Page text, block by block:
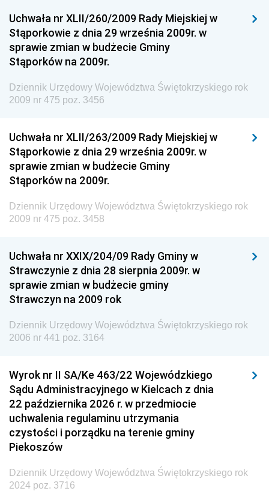
Dziennik Urzędowy Ministra Spraw Zagranicznych
Dziennik Urzędowy Centralnego Biura
Antykorupcyjnego
Wewnętrznego
Dziennik Urzędowy Urzędu Patentowego
Dziennik Urzędowy Generalnej Dyrekcji Dróg
Krajowych i Autostrad
Dziennik Urzędowy Ministra Środowiska
Dziennik Urzędowy Ministra Edukacji
Dziennik Urzędowy Ministra Przemysłu
Dziennik Urzędowy Ministra Finansów i Gospodarki
Dziennik Urzędowy Ministra do Spraw Unii
Dziennik Urzędowy Agencji Wywiadu
Uchwała nr XLII/260/2009 Rady Miejskiej w
Stąporkowie z dnia 29 września 2009r. w
sprawie zmian w budżecie Gminy
Stąporków na 2009r.
Dziennik Urzędowy Województwa Świętokrzyskiego rok
2009 nr 475 poz. 3456
Uchwała nr XLII/263/2009 Rady Miejskiej w
Stąporkowie z dnia 29 września 2009r. w
sprawie zmian w budżecie Gminy
Stąporków na 2009r.
Dziennik Urzędowy Województwa Świętokrzyskiego rok
2009 nr 475 poz. 3458
Uchwała nr XXIX/204/09 Rady Gminy w
Strawczynie z dnia 28 sierpnia 2009r. w
sprawie zmian w budżecie gminy
Strawczyn na 2009 rok
Dziennik Urzędowy Województwa Świętokrzyskiego rok
2006 nr 441 poz. 3164
Wyrok nr II SA/Ke 463/22 Wojewódzkiego
Sądu Administracyjnego w Kielcach z dnia
22 października 2026 r. w przedmiocie
uchwalenia regulaminu utrzymania
czystości i porządku na terenie gminy
Piekoszów
Dziennik Urzędowy Województwa Świętokrzyskiego rok
2024 poz. 3716